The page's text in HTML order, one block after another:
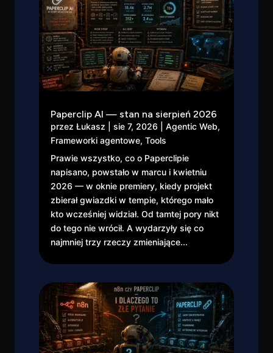
Paperclip AI — stan na sierpień 2026
przez Łukasz sie 7, 2026 Agentic Web,
Frameworki agentowe, Tools
Prawie wszystko, co o Paperclipie
napisano, powstało w marcu i kwietniu
2026 — w oknie premiery, kiedy projekt
zbierał gwiazdki w tempie, którego mało
kto wcześniej widział. Od tamtej pory nikt
do tego nie wrócił. A wydarzyły się co
najmniej trzy rzeczy zmieniające...